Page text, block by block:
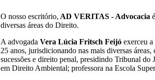
O nosso escritório, AD VERITAS - Advocacia
diversas áreas do Direito.
A advogada Vera Lúcia Fritsch Feijó exerceu
25 anos, jurisdicionando nas mais diversas
sucessões e direito penal, presidindo Tribunal do
em Direito Ambiental; professora na Escola